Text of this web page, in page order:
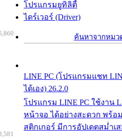
โปรแกรมยูทิลิตี้
ไดร์เวอร์ (Driver)
ค้นหาจากหมว
LINE PC (โปรแกรมแชท
ได้เอง) 26.2.0
โปรแกรม LINE PC ใช้งาน
หน้าจอ ได้อย่างสะดวก พร้อ
สติกเกอร์ มีการอัปเดตสม่ำเ